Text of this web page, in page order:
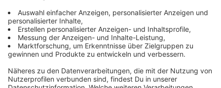
Salz
2 Lorbeerblätter
1 Teelöffel schwarze Pfefferkörner
3g Wacholderbeeren
2g Senfsaat
10g Ingwer
Halber Bund Dill